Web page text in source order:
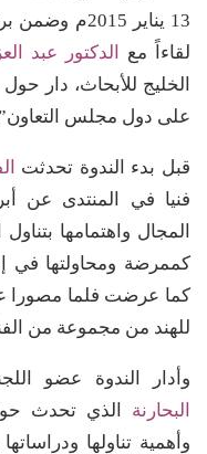
13 يناير
لقاءاً مع
الدكتور عبد
الخليج للأبحاث، دار
على دول مجلس
قبل بدء الندوة تحدثت
فنيا في المنتدى عن
المجال واهتمامها
كممرضة ومحاولتها في
كما عرضت فلما مصورا
للهند من مجموعة من
وأدار الندوة عضو
البحارنة الذي تحدث
وأهمية تناولها